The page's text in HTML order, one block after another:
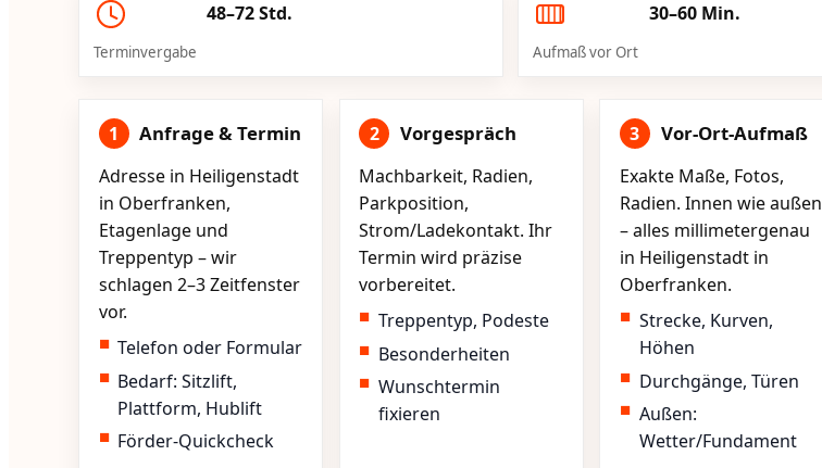
48–72 Std.
Terminvergabe
30–60 Min.
Aufmaß vor Ort
1 Anfrage & Termin
Adresse in Heiligenstadt
in Oberfranken,
Etagenlage und
Treppentyp – wir
schlagen 2–3 Zeitfenster
vor.
Telefon oder Formular
Bedarf: Sitzlift,
Plattform, Hublift
Förder-Quickcheck
2 Vorgespräch
Machbarkeit, Radien,
Parkposition,
Strom/Ladekontakt. Ihr
Termin wird präzise
vorbereitet.
Treppentyp, Podeste
Besonderheiten
Wunschtermin
fixieren
3 Vor-Ort-Aufmaß
Exakte Maße, Fotos,
Radien. Innen wie außen
– alles millimetergenau
in Heiligenstadt in
Oberfranken.
Strecke, Kurven,
Höhen
Durchgänge, Türen
Außen:
Wetter/Fundament